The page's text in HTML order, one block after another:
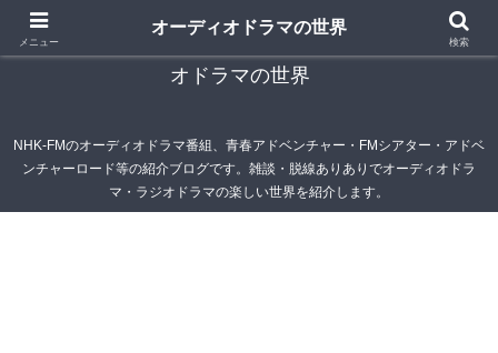
青春アドベンチャー雑記帳～オーディオドラマ・ラジ
オドラマの世界
NHK-FMのオーディオドラマ番組、青春アドベンチャー・FMシアター・アドベ
ンチャーロード等の紹介ブログです。雑談・脱線ありありでオーディオドラ
マ・ラジオドラマの楽しい世界を紹介します。
メニュー
オーディオドラマの世界
検索